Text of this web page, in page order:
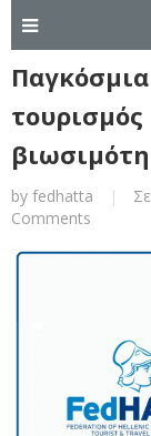
by fedhatta |
Comments